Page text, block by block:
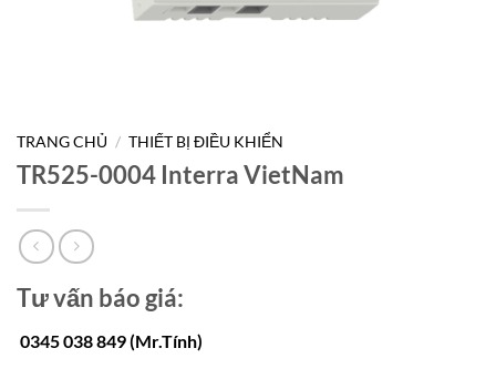
TRANG CHỦ / THIẾT BỊ ĐIỀU KHIỂN
TR525-0004 Interra VietNam
Tư vấn báo giá:
0345 038 849 (Mr.Tính)